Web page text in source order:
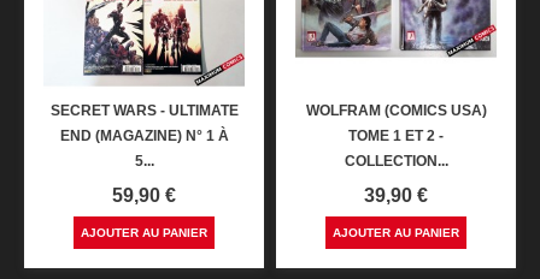
SECRET WARS - ULTIMATE
END (MAGAZINE) N° 1 À
5...
Prix
59,90 €
AJOUTER AU PANIER
WOLFRAM (COMICS USA)
TOME 1 ET 2 -
COLLECTION...
Prix
39,90 €
AJOUTER AU PANIER